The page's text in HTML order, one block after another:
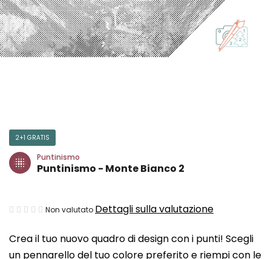
Crea il tuo nuovo quadro di design con i punti! Scegli
un pennarello del tuo colore preferito e riempi con le
2+1 GRATIS
Puntinismo
Puntinismo - Monte Bianco 2
La
media
Non valutato Dettagli sulla valutazione